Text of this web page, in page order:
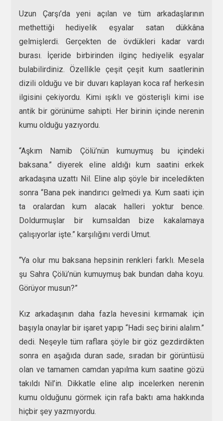
Uzun Çarşı’da yeni açılan ve tüm arkadaşlarının
methettiği hediyelik eşyalar satan dükkâna
gelmişlerdi. Gerçekten de övdükleri kadar vardı
burası. İçeride birbirinden ilginç hediyelik eşyalar
bulabilirdiniz. Özellikle çeşit çeşit kum saatlerinin
dizili olduğu ve bir duvarı kaplayan koca raf herkesin
ilgisini çekiyordu. Kimi ışıklı ve gösterişli kimi ise
antik bir görünüme sahipti. Her birinin içinde nerenin
kumu olduğu yazıyordu.
“Aşkım Namib Çölü’nün kumuymuş bu içindeki
baksana.” diyerek eline aldığı kum saatini erkek
arkadaşına uzattı Nil. Eline alıp şöyle bir inceledikten
sonra “Bana pek inandırıcı gelmedi ya. Kum saati için
ta oralardan kum alacak halleri yoktur bence.
Doldurmuşlar bir kumsaldan bize kakalamaya
çalışıyorlar işte.” karşılığını verdi Umut.
“Ya olur mu baksana hepsinin renkleri farklı. Mesela
şu Sahra Çölü’nün kumuymuş bak bundan daha koyu.
Görüyor musun?”
Kız arkadaşının daha fazla hevesini kırmamak için
başıyla onaylar bir işaret yapıp “Hadi seç birini alalım.”
dedi. Neşeyle tüm raflara şöyle bir göz gezdirdikten
sonra en aşağıda duran sade, sıradan bir görüntüsü
olan ve tamamen camdan yapılma kum saatine gözü
takıldı Nil’in. Dikkatle eline alıp incelerken nerenin
kumu olduğunu görmek için rafa baktı ama hakkında
hiçbir şey yazmıyordu.